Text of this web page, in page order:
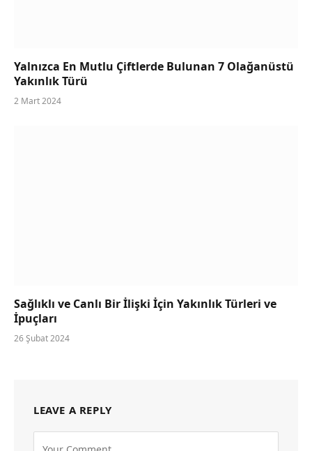
Yalnızca En Mutlu Çiftlerde Bulunan 7 Olağanüstü
Yakınlık Türü
2 Mart 2024
Sağlıklı ve Canlı Bir İlişki İçin Yakınlık Türleri ve
İpuçları
26 Şubat 2024
LEAVE A REPLY